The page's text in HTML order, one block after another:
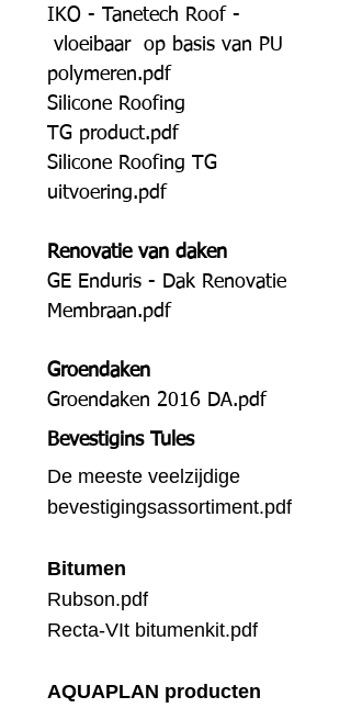
IKO - Tanetech Roof -
vloeibaar op basis van PU
polymeren.pdf
Silicone Roofing
TG product.pdf
Silicone Roofing TG
uitvoering.pdf
Renovatie van daken
GE Enduris - Dak Renovatie
Membraan.pdf
Groendaken
Groendaken 2016 DA.pdf
Bevestigins Tules
De meeste veelzijdige
bevestigingsassortiment.pdf
Bitumen
Rubson.pdf
Recta-VIt bitumenkit.pdf
AQUAPLAN producten